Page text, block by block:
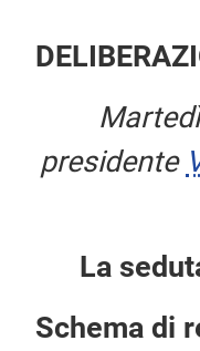
presidente
La
Schema di